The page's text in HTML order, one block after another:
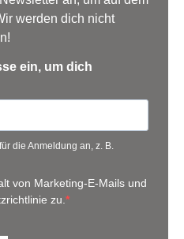
werden dich nicht
ein, um dich
die Anmeldung an, z. B.
von Marketing-E-Mails und
zu.